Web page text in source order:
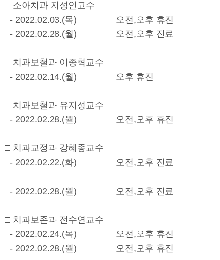
□ 소아치과 지성인교수
- 2022.02.03.(목) 오전,오후 휴진
- 2022.02.28.(월) 오전,오후 진료
□ 치과보철과 이종혁교수
- 2022.02.14.(월) 오후 휴진
□ 치과보철과 유지성교수
- 2022.02.28.(월) 오전,오후 휴진
□ 치과교정과 강혜종교수
- 2022.02.22.(화) 오전,오후 진료
- 2022.02.28.(월) 오전,오후 진료
□ 치과보존과 전수연교수
- 2022.02.24.(목) 오전,오후 휴진
- 2022.02.28.(월) 오전,오후 휴진